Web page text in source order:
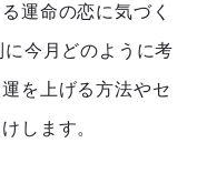
運命の恋に気づく
今月どのように考
を上げる方法やセ
します。